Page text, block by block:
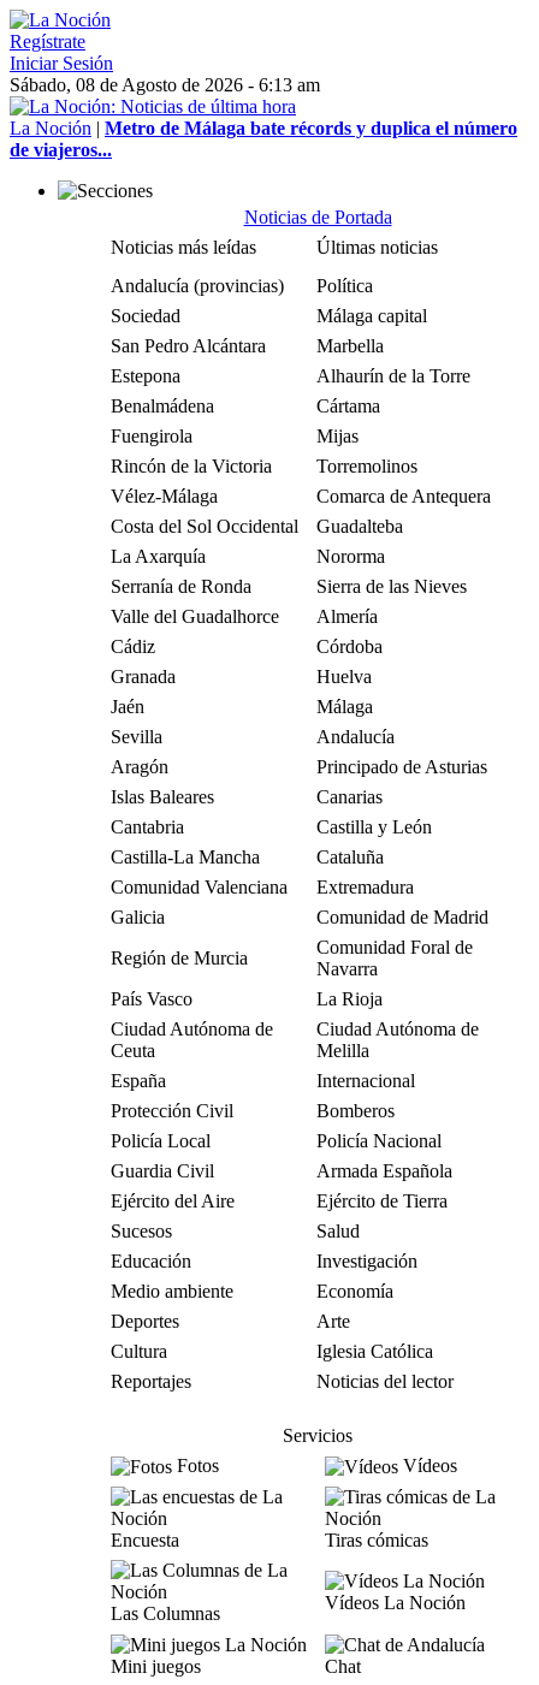
Regístrate
Iniciar Sesión
Sábado, 08 de Agosto de 2026 - 6:13 am
La Noción | Metro de Málaga bate récords y duplica el número
de viajeros...
Noticias de Portada
Noticias más leídas
Últimas noticias
Andalucía (provincias)
Política
Sociedad
Málaga capital
San Pedro Alcántara
Marbella
Estepona
Alhaurín de la Torre
Benalmádena
Cártama
Fuengirola
Mijas
Rincón de la Victoria
Torremolinos
Vélez-Málaga
Comarca de Antequera
Costa del Sol Occidental
Guadalteba
La Axarquía
Nororma
Serranía de Ronda
Sierra de las Nieves
Valle del Guadalhorce
Almería
Cádiz
Córdoba
Granada
Huelva
Jaén
Málaga
Sevilla
Andalucía
Aragón
Principado de Asturias
Islas Baleares
Canarias
Cantabria
Castilla y León
Castilla-La Mancha
Cataluña
Comunidad Valenciana
Extremadura
Galicia
Comunidad de Madrid
Región de Murcia
Comunidad Foral de
Navarra
País Vasco
La Rioja
Ciudad Autónoma de
Ceuta
Ciudad Autónoma de
Melilla
España
Internacional
Protección Civil
Bomberos
Policía Local
Policía Nacional
Guardia Civil
Armada Española
Ejército del Aire
Ejército de Tierra
Sucesos
Salud
Educación
Investigación
Medio ambiente
Economía
Deportes
Arte
Cultura
Iglesia Católica
Reportajes
Noticias del lector
Servicios
Fotos
Vídeos
Encuesta Tiras cómicas
Las Columnas
Vídeos La Noción
Mini juegos
Chat